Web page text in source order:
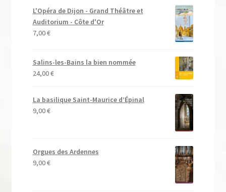
L'Opéra de Dijon - Grand Théâtre et
Auditorium - Côte d'Or
7,00€
Salins-les-Bains la bien nommée
24,00€
La basilique Saint-Maurice d’Épinal
9,00€
Orgues des Ardennes
9,00€